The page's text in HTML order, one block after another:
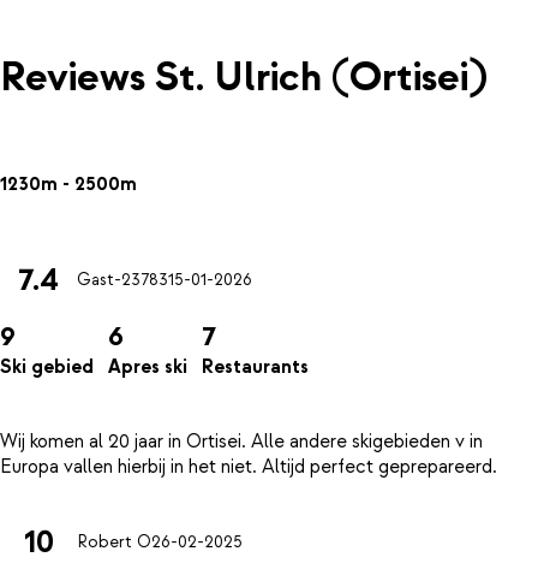
Reviews St. Ulrich (Ortisei)
1230m - 2500m
7.4 Gast-2378315-01-2026
9
Ski gebied
6
Apres ski
7
Restaurants
Wij komen al 20 jaar in Ortisei. Alle andere skigebieden v in
10 Robert O26-02-2025